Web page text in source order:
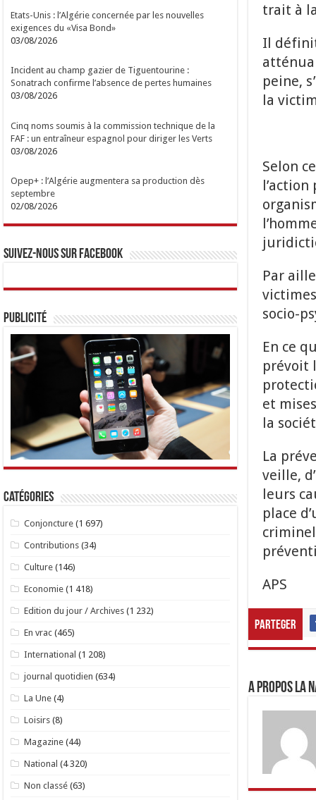
trait à
Il
peine,
la
Selon
Par
socio-
En ce
prévoit
et
la
La
veille,
leurs
place
APS
Parteger
A propos LA
Etats-Unis : l’Algérie concernée par les nouvelles
exigences du «Visa Bond»
03/08/2026
Incident au champ gazier de Tiguentourine :
Sonatrach confirme l’absence de pertes humaines
03/08/2026
Cinq noms soumis à la commission technique de la
FAF : un entraîneur espagnol pour diriger les Verts
03/08/2026
Opep+ : l’Algérie augmentera sa production dès
septembre
02/08/2026
Suivez-nous sur Facebook
Publicité
Catégories
Conjoncture (1 697)
Contributions (34)
Culture (146)
Economie (1 418)
Edition du jour / Archives (1 232)
En vrac (465)
International (1 208)
journal quotidien (634)
La Une (4)
Loisirs (8)
Magazine (44)
National (4 320)
Non classé (63)